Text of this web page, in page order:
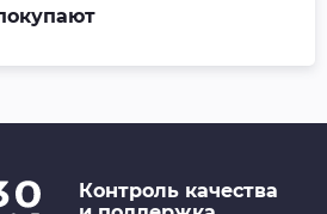
japko 50277
lynxauto bd7530
remsa 123300
Контроль качества